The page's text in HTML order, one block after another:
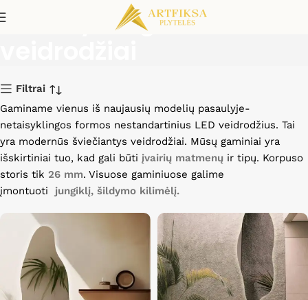
Netaisyklingos formos
Filtrai
Gaminame vienus iš naujausių modelių pasaulyje-
netaisyklingos formos nestandartinius LED veidrodžius. Tai
yra modernūs šviečiantys veidrodžiai. Mūsų gaminiai yra
išskirtiniai tuo, kad gali būti įvairių matmenų ir tipų. Korpuso
storis tik 26 mm. Visuose gaminiuose galime
įmontuoti
jungiklį, šildymo kilimėlį.